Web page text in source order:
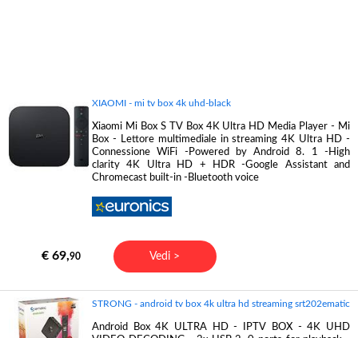
XIAOMI - mi tv box 4k uhd-black
Xiaomi Mi Box S TV Box 4K Ultra HD Media Player - Mi
Box - Lettore multimediale in streaming 4K Ultra HD -
Connessione WiFi -Powered by Android 8. 1 -High
clarity 4K Ultra HD + HDR -Google Assistant and
Chromecast built-in -Bluetooth voice
€ 69,90 Vedi >
STRONG - android tv box 4k ultra hd streaming srt202ematic
Android Box 4K ULTRA HD - IPTV BOX - 4K UHD